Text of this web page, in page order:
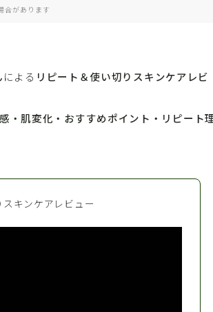
合があります
による リピート＆使い切りスキンケアレビ
・肌変化・おすすめポイント・リピート
キンケアレビュー